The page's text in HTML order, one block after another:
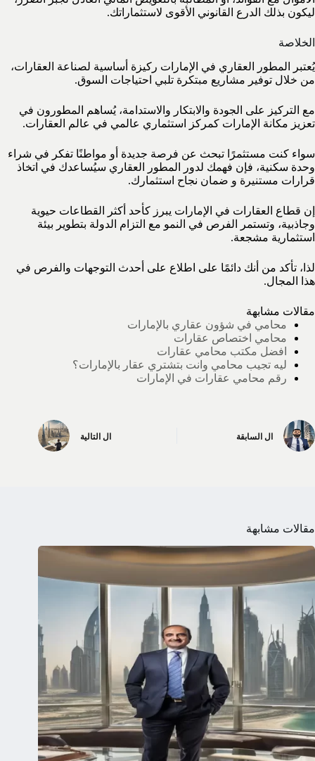
ليكون بذلك الدرع القانوني الأقوى لاستثماراتك.
الخلاصة
يُعتبر المطور العقاري في الإمارات ركيزة أساسية لصناعة العقارات،
من خلال توفير مشاريع مبتكرة تلبي احتياجات السوق.
مع التركيز على الجودة والابتكار والاستدامة، يُساهم المطورون في
تعزيز مكانة الإمارات كمركز استثماري عالمي في عالم العقارات.
سواء كنت مستثمرًا تبحث عن فرصة جديدة أو مواطنًا تفكر في شراء
وحدة سكنية، فإن فهمك لدور المطور العقاري سيُساعدك في اتخاذ
قرارات مستنيرة و ضمان نجاح استثمارك.
إن قطاع العقارات في الإمارات يبرز كأحد أكثر القطاعات حيوية
وجاذبية، وتستمر الفرص في النمو مع التزام الدولة بتطوير بيئة
استثمارية مشجعة.
لذا، تأكد من أنك دائمًا على اطلاع على أحدث التوجهات والفرص في
هذا المجال.
مقالات مشابهة
محامي في شؤون عقاري بالإمارات
محامي اختصاص عقارات
افضل مكتب محامي عقارات
ليه تجيب محامي وانت بتشتري عقار بالإمارات؟
رقم محامي عقارات في الإمارات
ال السابقة ال التالية
مقالات مشابهة